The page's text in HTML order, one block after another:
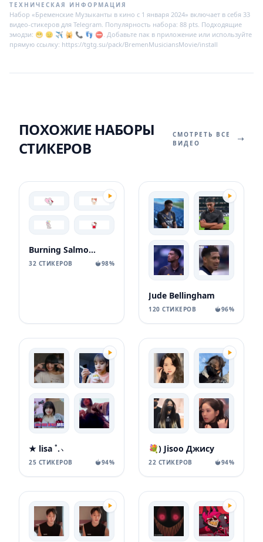
ТЕХНИЧЕСКАЯ ИНФОРМАЦИЯ
Набор «Бременские Музыканты в кино с 1 января 2024» включает в себя 33
видео-стикеров для Telegram. Популярность набора: 88 pts. Подходящие
эмодзи: 😁 😑 ✈️ 🙀 📞 👣 ⛔️. Добавьте пак в приложение или используйте
прямую ссылку: https://tgtg.su/pack/BremenMusiciansMovie/install
ПОХОЖИЕ НАБОРЫ
СТИКЕРОВ
СМОТРЕТЬ ВСЕ
ВИДЕО
Burning Salmon Deer
32 СТИКЕРОВ 98%
Jude Bellingham
120 СТИКЕРОВ 96%
★‌ lisa ˚.﹆
25 СТИКЕРОВ 94%
💐) Jisoo Джису
22 СТИКЕРОВ 94%